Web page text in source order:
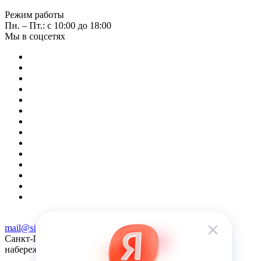
Режим работы
Пн. – Пт.: с 10:00 до 18:00
Мы в соцсетях
mail@sidose.ru
Санкт-Петербург, наб. Песочная д. 40, оф. 13Н. Вход с
набережной реки Карповки.